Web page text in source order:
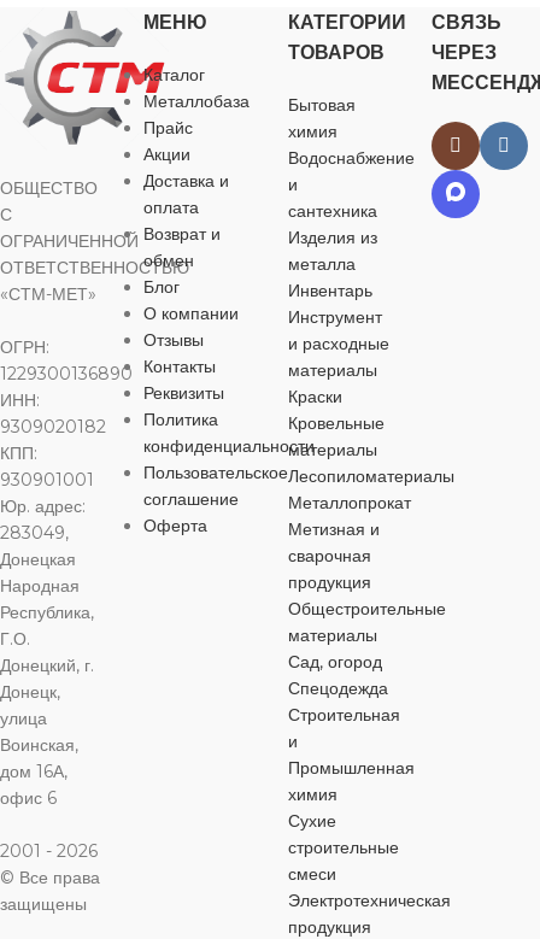
ВИД РАБОТ
универсальные
МАТЕРИАЛ
дерево
для
бытовых нужд
ВИД
ОБЩЕСТВО
С
ОГРАНИЧЕННОЙ
ОТВЕТСТВЕННОСТЬЮ
«СТМ-МЕТ»
ОГРН:
1229300136890
ИНН:
9309020182
КПП:
930901001
Юр. адрес:
283049,
Донецкая
Народная
Республика,
Г.О.
Донецкий, г.
Донецк,
улица
Воинская,
дом 16А,
офис 6
2001 - 2026
© Все права
защищены
МЕНЮ
Каталог
Металлобаза
Прайс
Акции
Доставка и
оплата
Возврат и
обмен
Блог
О компании
Отзывы
Контакты
Реквизиты
Политика
конфиденциальности
Пользовательское
соглашение
Оферта
КАТЕГОРИИ
ТОВАРОВ
Бытовая
химия
Водоснабжение
и
сантехника
Изделия из
металла
Инвентарь
Инструмент
и расходные
материалы
Краски
Кровельные
материалы
Лесопиломатериалы
Металлопрокат
Метизная и
сварочная
продукция
Общестроительные
материалы
Сад, огород
Спецодежда
Строительная
и
Промышленная
химия
Сухие
строительные
смеси
Электротехническая
продукция
СВЯЗЬ
ЧЕРЕЗ